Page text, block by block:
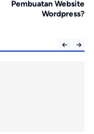
Pembuatan Website
Wordpress?